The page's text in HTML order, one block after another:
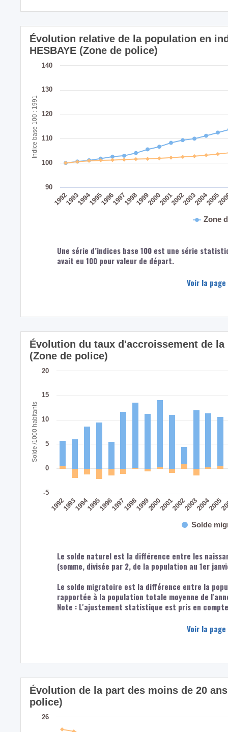
Indice base 100 : 1991
Évolution relative de la population en
HESBAYE (Zone de police)
Zone
19921993199419951996199719981999200020012002200320042005
90
100
110
120
130
140
Une série d’indices base 100 est une série
avait eu 100 pour valeur de départ.
Voir la
Solde /1000 habitants
Évolution du taux d'accroissement de la
(Zone de police)
19921993199419951996199719981999200020012002200320042005
-5
0
5
10
15
20
Solde
Le solde naturel est la différence entre les
(somme, divisée par 2, de la population au 1er
Le solde migratoire est la différence entre la
rapportée à la population totale moyenne de
Note : L'ajustement statistique est pris en
Voir la
Évolution de la part des moins de 20
police)
26